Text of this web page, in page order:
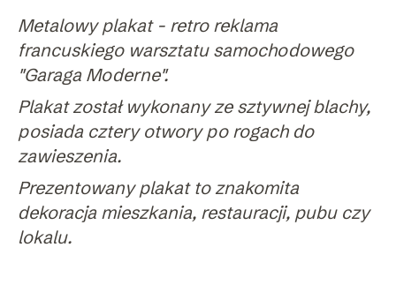
Metalowy plakat - retro reklama
francuskiego warsztatu samochodowego
"Garaga Moderne".
Plakat został wykonany ze sztywnej blachy,
posiada cztery otwory po rogach do
zawieszenia.
Prezentowany plakat to znakomita
dekoracja mieszkania, restauracji, pubu czy
lokalu.